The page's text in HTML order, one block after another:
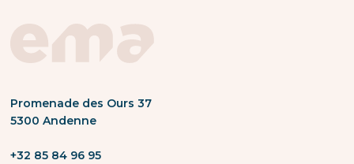
Promenade des Ours 37
5300 Andenne
+32 85 84 96 95